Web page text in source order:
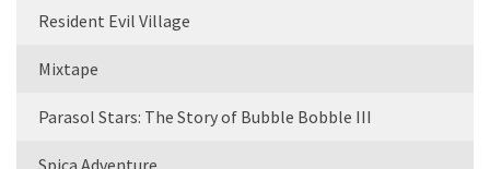
Resident Evil Village
Mixtape
Parasol Stars: The Story of Bubble Bobble III
Spica Adventure